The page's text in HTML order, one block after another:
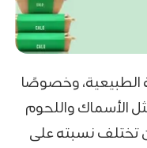
الطبيعية، وخصوصًا
الأسماك واللحوم
تختلف نسبته على